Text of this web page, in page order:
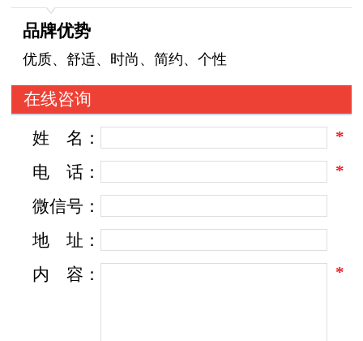
品牌优势
优质、舒适、时尚、简约、个性
在线咨询
姓
名：
*
电
话：
*
微信号：
地
址：
内
容： *